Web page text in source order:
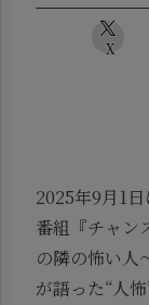
X
2025年9月1
番組『チャン
の隣の怖い人
が語った“人